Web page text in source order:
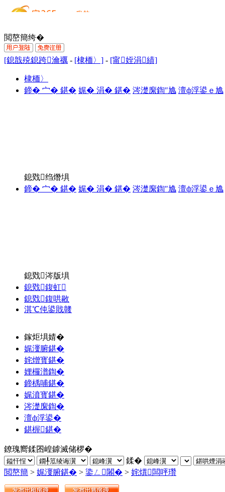
閲嶅簡绔�
[鎴戠殑鎴跨瀹禲 - [棣栭〉] - [甯姪涓績]
棣栭〉
鍗� 宀� 鍖� 娓� 涓� 鍖� 涔濋緳鍧″尯 澶ф浮鍙ｅ尯
鎴戣绉熸埧
鍗� 宀� 鍖� 娓� 涓� 鍖� 涔濋緳鍧″尯 澶ф浮鍙ｅ尯
鎴戣涔版埧
鎴戣鍑虹
鎴戣鍑哄敭
淇℃伅鍙戝竷
鎵炬埧婧�
娓濅腑鍖�
姹熷寳鍖�
娌欏潽鍧�
鍗楀哺鍖�
娓濆寳鍖�
涔濋緳鍧�
澶ф浮鍙�
鍖楃鍖�
鐐瑰嚮鍒囨崲鎼滅储椤�
鍒�
閲嶅簡 > 娓濅腑鍖� > 鍌ㄥ闂� > 姹熼闆呯瓚